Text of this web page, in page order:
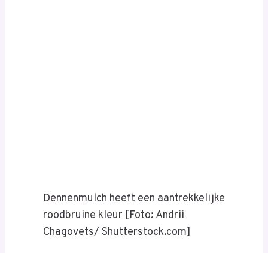
Dennenmulch heeft een aantrekkelijke
roodbruine kleur [Foto: Andrii
Chagovets/ Shutterstock.com]